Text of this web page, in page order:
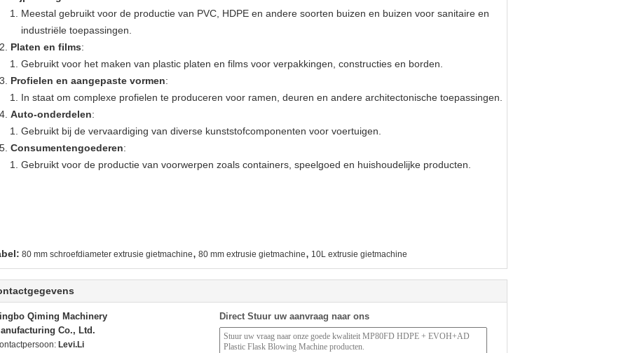
Meestal gebruikt voor de productie van PVC, HDPE en andere soorten buizen en buizen voor sanitaire en
industriële toepassingen.
Platen en films:
Gebruikt voor het maken van plastic platen en films voor verpakkingen, constructies en borden.
Profielen en aangepaste vormen:
In staat om complexe profielen te produceren voor ramen, deuren en andere architectonische toepassingen.
Auto-onderdelen:
Gebruikt bij de vervaardiging van diverse kunststofcomponenten voor voertuigen.
Consumentengoederen:
Gebruikt voor de productie van voorwerpen zoals containers, speelgoed en huishoudelijke producten.
80 mm schroefdiameter extrusie gietmachine, 80 mm extrusie gietmachine, 10L extrusie gietmachine
Qiming Machinery
Co., Ltd.
Levi.Li
Direct Stuur uw aanvraag naar ons